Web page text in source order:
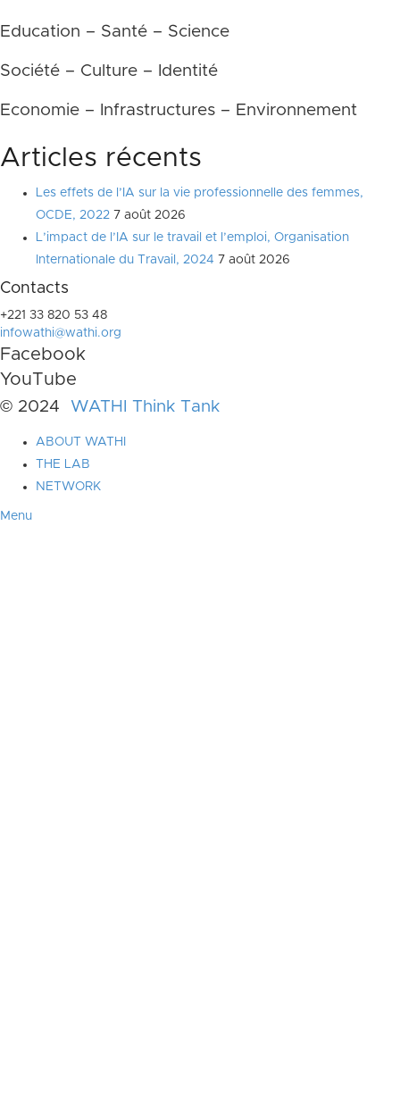
Education – Santé – Science
Société – Culture – Identité
Economie – Infrastructures – Environnement
Articles récents
Les effets de l’IA sur la vie professionnelle des femmes,
OCDE, 2022 7 août 2026
L’impact de l’IA sur le travail et l’emploi, Organisation
Internationale du Travail, 2024 7 août 2026
Contacts
+221 33 820 53 48
infowathi@wathi.org
Facebook
YouTube
© 2024 WATHI Think Tank
ABOUT WATHI
THE LAB
NETWORK
Menu